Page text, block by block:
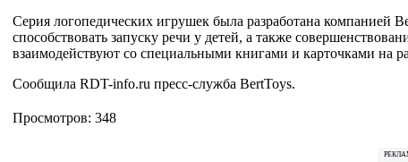
Серия логопедических игрушек была разработана компанией
способствовать запуску речи у детей, а также
взаимодействуют со специальными книгами и карточками на
Сообщила RDT-info.ru пресс-служба BertToys.
Просмотров: 348